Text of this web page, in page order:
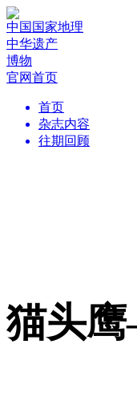
中国国家地理
中华遗产
博物
官网首页
首页
杂志内容
往期回顾
猫头